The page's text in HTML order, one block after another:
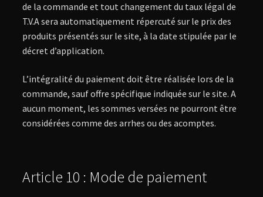
de la commande et tout changement du taux légal de
T.V.A sera automatiquement répercuté sur le prix des
produits présentés sur le site, à la date stipulée par le
décret d’application.
L’intégralité du paiement doit être réalisée lors de la
commande, sauf offre spécifique indiquée sur le site. A
aucun moment, les sommes versées ne pourront être
considérées comme des arrhes ou des acomptes.
Article 10 : Mode de paiement